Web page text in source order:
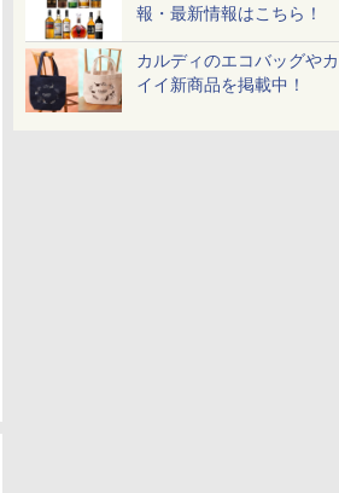
報・最新情報はこちら！
カルディのエコバッグや
イイ新商品を掲載中！